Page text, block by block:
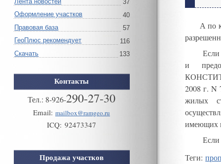
37
Оформление участков
40
Правовая база
57
ГеоПлюс рекомендует
116
Скачать
133
Контакты
Тел.: 8-926-290-27-30
Email: mailbox@ramgeo.ru
ICQ: 92473347
Продажа участков
А по
и
2008 г. N
жилых
имеющих
Теги: